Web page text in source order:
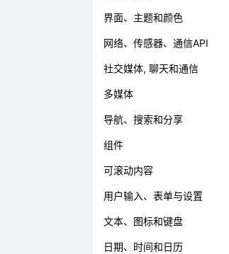
界面、主题和颜色
网络、传感器、通信API
社交媒体, 聊天和通信
多媒体
导航、搜索和分享
组件
可滚动内容
用户输入、表单与设置
文本、图标和键盘
日期、时间和日历